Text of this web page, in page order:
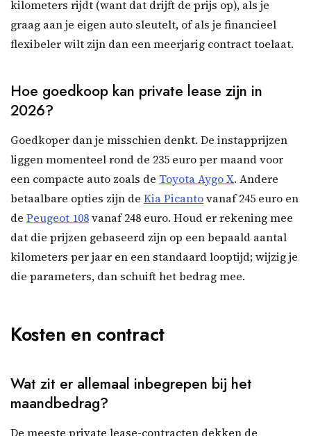
kilometers rijdt (want dat drijft de prijs op), als je
graag aan je eigen auto sleutelt, of als je financieel
flexibeler wilt zijn dan een meerjarig contract toelaat.
Hoe goedkoop kan private lease zijn in
2026?
Goedkoper dan je misschien denkt. De instapprijzen
liggen momenteel rond de 235 euro per maand voor
een compacte auto zoals de Toyota Aygo X. Andere
betaalbare opties zijn de Kia Picantovanaf 245 euro en
de Peugeot 108vanaf 248 euro. Houd er rekening mee
dat die prijzen gebaseerd zijn op een bepaald aantal
kilometers per jaar en een standaard looptijd; wijzig je
die parameters, dan schuift het bedrag mee.
Kosten en contract
Wat zit er allemaal inbegrepen bij het
maandbedrag?
De meeste private lease-contracten dekken de